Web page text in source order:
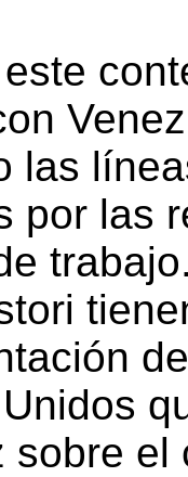
las
por las
sobre el